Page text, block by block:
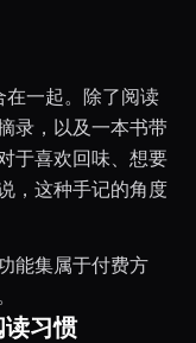
一起。除了阅读
录，以及一本书带
于喜欢回味、想要
，这种手记的角度
能集属于付费方
习惯